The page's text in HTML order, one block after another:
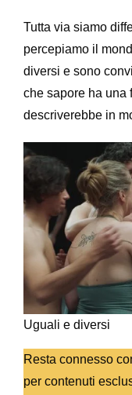
Tutta via siamo
percepiamo il
diversi e sono
che sapore ha una
descriverebbe in
Uguali e diversi
Resta connesso
per contenuti